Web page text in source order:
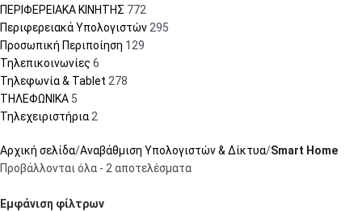
ΠΕΡΙΦΕΡΕΙΑΚΑ ΚΙΝΗΤΗΣ 772
Περιφερειακά Υπολογιστών295
Προσωπική Περιποίηση 129
Τηλεπικοινωνίες 6
Τηλεφωνία & Tablet 278
ΤΗΛΕΦΩΝΙΚΑ 5
Τηλεχειριστήρια2
Αρχική σελίδα Αναβάθμιση Υπολογιστών & Δίκτυα Smart Home
Προβάλλονται όλα - 2 αποτελέσματα
Εμφάνιση φίλτρων